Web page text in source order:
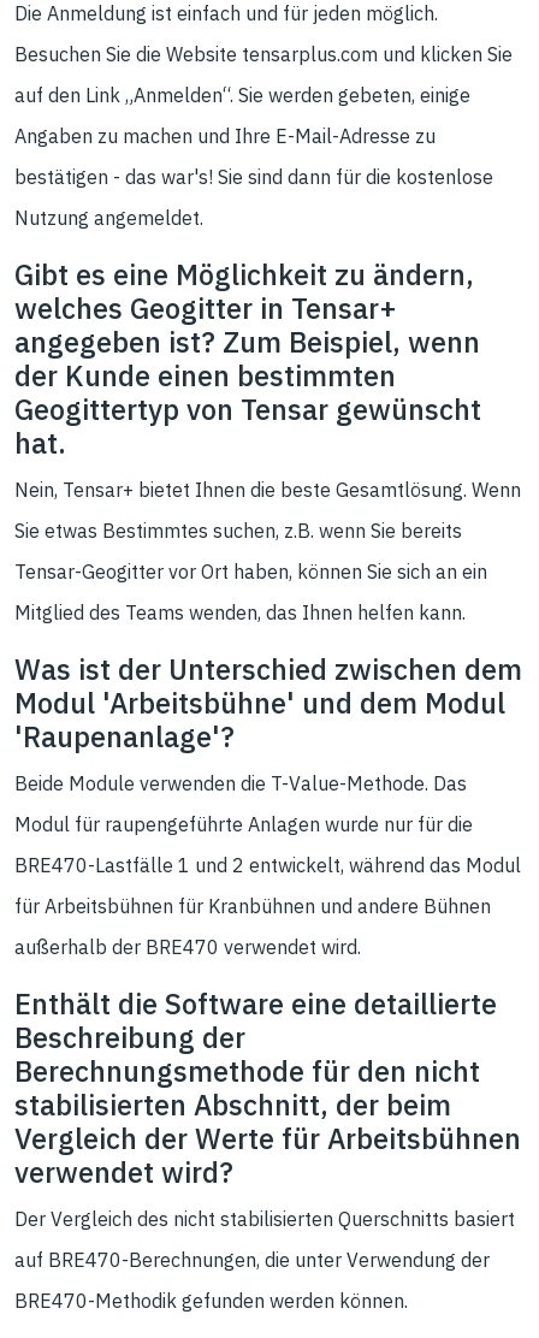
Die Anmeldung ist einfach und für jeden möglich.
Besuchen Sie die Website tensarplus.com und klicken Sie
auf den Link „Anmelden“. Sie werden gebeten, einige
Angaben zu machen und Ihre E-Mail-Adresse zu
bestätigen - das war's! Sie sind dann für die kostenlose
Nutzung angemeldet.
Gibt es eine Möglichkeit zu ändern,
welches Geogitter in Tensar+
angegeben ist? Zum Beispiel, wenn
der Kunde einen bestimmten
Geogittertyp von Tensar gewünscht
hat.
Nein, Tensar+ bietet Ihnen die beste Gesamtlösung. Wenn
Sie etwas Bestimmtes suchen, z.B. wenn Sie bereits
Tensar-Geogitter vor Ort haben, können Sie sich an ein
Mitglied des Teams wenden, das Ihnen helfen kann.
Was ist der Unterschied zwischen dem
Modul 'Arbeitsbühne' und dem Modul
'Raupenanlage'?
Beide Module verwenden die T-Value-Methode. Das
Modul für raupengeführte Anlagen wurde nur für die
BRE470-Lastfälle 1 und 2 entwickelt, während das Modul
für Arbeitsbühnen für Kranbühnen und andere Bühnen
außerhalb der BRE470 verwendet wird.
Enthält die Software eine detaillierte
Beschreibung der
Berechnungsmethode für den nicht
stabilisierten Abschnitt, der beim
Vergleich der Werte für Arbeitsbühnen
verwendet wird?
Der Vergleich des nicht stabilisierten Querschnitts basiert
auf BRE470-Berechnungen, die unter Verwendung der
BRE470-Methodik gefunden werden können.